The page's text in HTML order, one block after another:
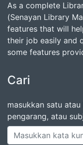
As a complete
(Senayan Library
features that will
their job easily and
some features
Cari
masukkan satu
pengarang, atau